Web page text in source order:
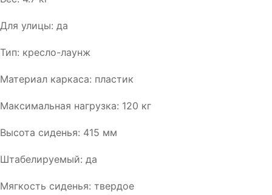
Для улицы: да
Тип: кресло-лаунж
Материал каркаса: пластик
Максимальная нагрузка: 120 кг
Высота сиденья: 415 мм
Штабелируемый: да
Мягкость сиденья: твердое